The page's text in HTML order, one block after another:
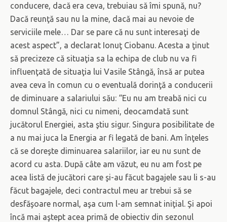
conducere, dacă era ceva, trebuiau să îmi spună, nu?
Dacă reunţă sau nu la mine, dacă mai au nevoie de
serviciile mele… Dar se pare că nu sunt interesaţi de
acest aspect”, a declarat Ionuţ Ciobanu. Acesta a ţinut
să precizeze că situaţia sa la echipa de club nu va fi
influenţată de situaţia lui Vasile Stângă, însă ar putea
avea ceva în comun cu o eventuală dorinţă a conducerii
de diminuare a salariului său: “Eu nu am treabă nici cu
domnul Stângă, nici cu nimeni, deocamdată sunt
jucătorul Energiei, asta ştiu sigur. Singura posibilitate de
a nu mai juca la Energia ar fi legată de bani. Am înţeles
că se doreşte diminuarea salariilor, iar eu nu sunt de
acord cu asta. După câte am văzut, eu nu am fost pe
acea listă de jucători care şi-au făcut bagajele sau li s-au
făcut bagajele, deci contractul meu ar trebui să se
desfăşoare normal, aşa cum l-am semnat iniţial. Şi apoi
încă mai aştept acea primă de obiectiv din sezonul